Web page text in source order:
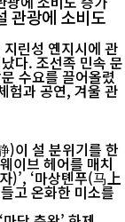
관광에 소비도
린성 옌지시에 관
다. 조선족 민속 문
수요를 끌어올렸
)이 설 분위기를 한
이브 헤어를 매치
)’, ‘마상톈푸(马上
고 온화한 미소를